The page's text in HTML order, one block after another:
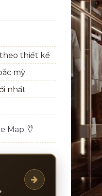
thiết kế
mỹ
nhất
Map